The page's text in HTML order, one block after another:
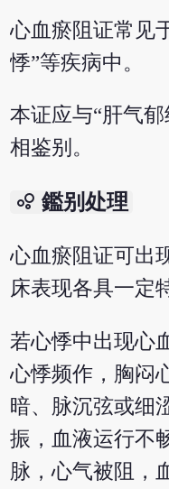
心血瘀阻证常见
悸”等疾病中。
本证应与“肝气
相鉴别。
bubble_chart 鑑别处理
心血瘀阻证可出
床表现各具一定
若心悸中出现心
心悸频作，胸闷
暗、脉沉弦或细
振，血液运行不
脉，心气被阻，